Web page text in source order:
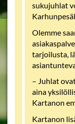
sukujuhlat
Olemme
tarjoilusta,
– Juhlat
aina
Kartanon
Kartanon